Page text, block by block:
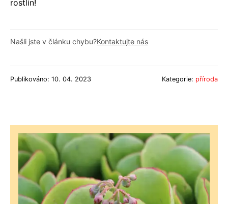
rostlin!
Našli jste v článku chybu?Kontaktujte nás
Publikováno: 10. 04. 2023 Kategorie: příroda